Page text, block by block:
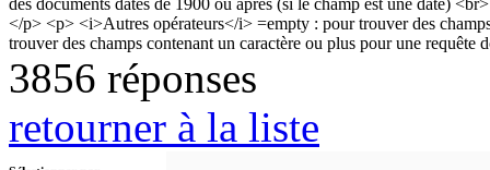
3856 réponses
retourner à la liste